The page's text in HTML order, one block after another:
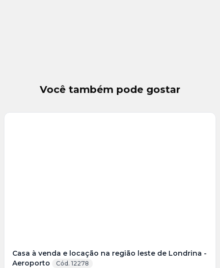
Você também pode gostar
Casa à venda e locação na região leste de Londrina -
Aeroporto
Cód. 12278